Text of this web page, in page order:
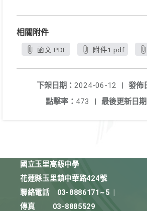
相關附件
函文.PDF 附件1.pdf
發佈
下架日期： 2024-06-12
|
最後更新日期
點擊率： 473 |
國立玉里高級中學
花蓮縣玉里鎮中華路424號
聯絡電話
03-8886171~5
傳真
03-8885529